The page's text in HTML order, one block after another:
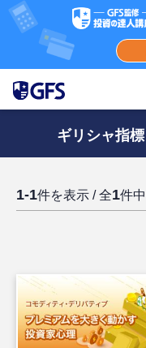
ギリシャ指標
1-1件を表示 / 全1件中